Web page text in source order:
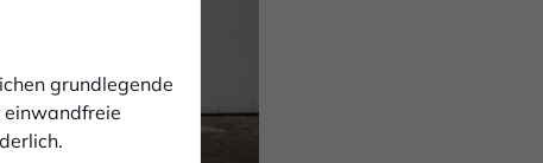
grundlegende
einwandfreie